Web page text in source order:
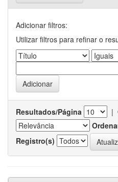
Adicionar filtros:
Utilizar filtros para refinar o
Resultados/Página |
Registro(s)